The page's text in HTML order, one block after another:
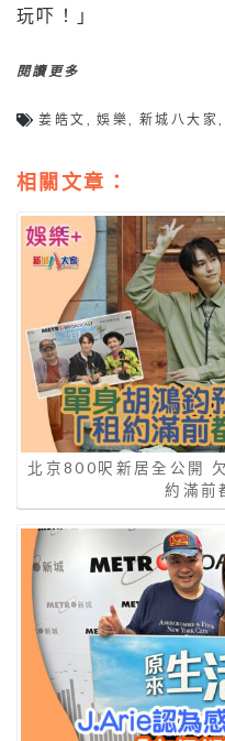
玩吓！」
閱讀更多
姜皓文 ,娛樂 ,新城八大家
相關文章：
北京800呎新居全公開
約滿前